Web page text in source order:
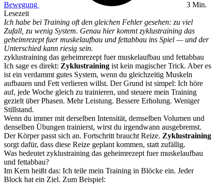
Bewegung
3 Min.
Lesezeit
Ich habe bei Training oft den gleichen Fehler gesehen: zu viel
Zufall, zu wenig System. Genau hier kommt zyklustraining das
geheimrezept fuer muskelaufbau und fettabbau ins Spiel — und der
Unterschied kann riesig sein.
zyklustraining das geheimrezept fuer muskelaufbau und fettabbau
Ich sage es direkt: Zyklustraining ist kein magischer Trick. Aber es
ist ein verdammt gutes System, wenn du gleichzeitig Muskeln
aufbauen und Fett verlieren willst. Der Grund ist simpel: Ich höre
auf, jede Woche gleich zu trainieren, und steuere mein Training
gezielt über Phasen. Mehr Leistung. Bessere Erholung. Weniger
Stillstand.
Wenn du immer mit derselben Intensität, demselben Volumen und
denselben Übungen trainierst, wirst du irgendwann ausgebremst.
Der Körper passt sich an. Fortschritt braucht Reize. Zyklustraining
sorgt dafür, dass diese Reize geplant kommen, statt zufällig.
Was bedeutet zyklustraining das geheimrezept fuer muskelaufbau
und fettabbau?
Im Kern heißt das: Ich teile mein Training in Blöcke ein. Jeder
Block hat ein Ziel. Zum Beispiel: